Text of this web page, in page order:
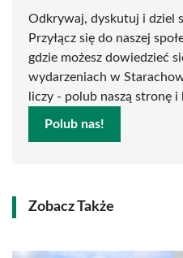
Odkrywaj, dyskutuj i dziel
Przyłącz się do naszej
gdzie możesz dowiedzieć
wydarzeniach w
liczy - polub naszą stronę i
Polub nas!
Zobacz Także